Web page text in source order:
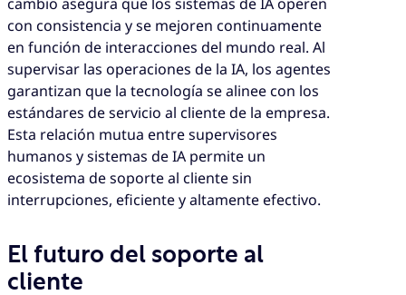
con consistencia y se mejoren continuamente
en función de interacciones del mundo real. Al
supervisar las operaciones de la IA, los agentes
garantizan que la tecnología se alinee con los
estándares de servicio al cliente de la empresa.
Esta relación mutua entre supervisores
humanos y sistemas de IA permite un
ecosistema de soporte al cliente sin
interrupciones, eficiente y altamente efectivo.
El futuro del soporte al
cliente